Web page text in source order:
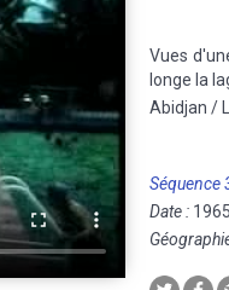
Vues
longe la
Abidjan /
Séquence
Date : 1965